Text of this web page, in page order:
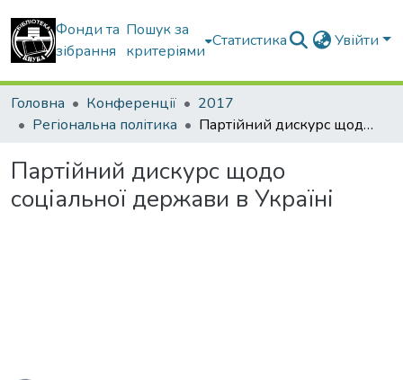
Фонди та
зібрання
Пошук за
критеріями
Статистика Увійти
Головна Конференції
2017
Регіональна політика
Партійний дискурс щодо соціальної держави в Україні
Партійний дискурс щодо
соціальної держави в Україні